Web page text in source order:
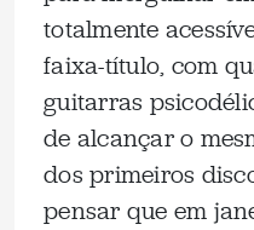
totalmente
faixa-título, com
guitarras
de alcançar o
dos primeiros
pensar que em